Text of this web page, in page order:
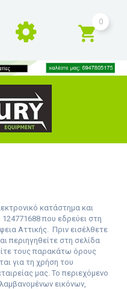
0
κατάστημα και
124771688που εδρεύει στη
Αττικής.
Πριν εισέλθετε
περιηγηθείτε στη σελίδα
τους παρακάτω όρους
για τη χρήση του
μας. Το περιεχόμενο
εικόνων,